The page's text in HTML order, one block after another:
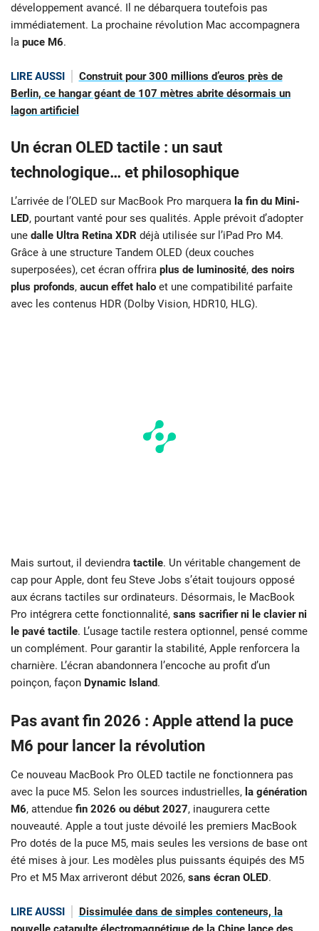
développement avancé. Il ne débarquera toutefois pas
immédiatement. La prochaine révolution Mac accompagnera
la puce M6.
LIRE AUSSI
Construit pour 300 millions d’euros près de
Berlin, ce hangar géant de 107 mètres abrite désormais un
lagon artificiel
Un écran OLED tactile : un saut
technologique… et philosophique
L’arrivée de l’OLED sur MacBook Pro marquera la fin du Mini-
LED, pourtant vanté pour ses qualités. Apple prévoit d’adopter
une dalle Ultra Retina XDR déjà utilisée sur l’iPad Pro M4.
Grâce à une structure Tandem OLED (deux couches
superposées), cet écran offrira plus de luminosité, des noirs
plus profonds, aucun effet halo et une compatibilité parfaite
avec les contenus HDR (Dolby Vision, HDR10, HLG).
Mais surtout, il deviendra tactile. Un véritable changement de
cap pour Apple, dont feu Steve Jobs s’était toujours opposé
aux écrans tactiles sur ordinateurs. Désormais, le MacBook
Pro intégrera cette fonctionnalité, sans sacrifier ni le clavier ni
le pavé tactile. L’usage tactile restera optionnel, pensé comme
un complément. Pour garantir la stabilité, Apple renforcera la
charnière. L’écran abandonnera l’encoche au profit d’un
poinçon, façon Dynamic Island.
Pas avant fin 2026 : Apple attend la puce
M6 pour lancer la révolution
Ce nouveau MacBook Pro OLED tactile ne fonctionnera pas
avec la puce M5. Selon les sources industrielles, la génération
M6, attendue fin 2026 ou début 2027, inaugurera cette
nouveauté. Apple a tout juste dévoilé les premiers MacBook
Pro dotés de la puce M5, mais seules les versions de base ont
été mises à jour. Les modèles plus puissants équipés des M5
Pro et M5 Max arriveront début 2026, sans écran OLED.
LIRE AUSSI
Dissimulée dans de simples conteneurs, la